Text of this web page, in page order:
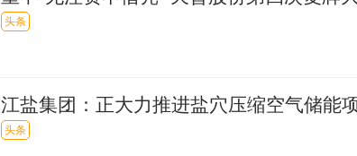
讯
头条
江盐集团：正大力推进盐穴压缩空气储能
息
头条